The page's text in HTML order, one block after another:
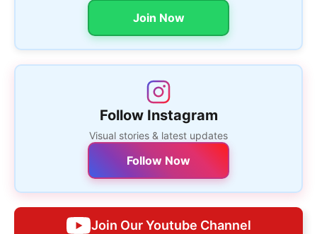
Join Now
Follow Instagram
Visual stories & latest updates
Follow Now
Join Our Youtube Channel